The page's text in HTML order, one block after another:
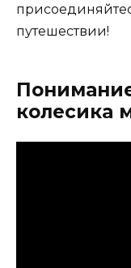
путешествии!
колесика